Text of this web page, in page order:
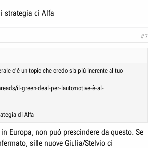
strategia di Alfa
#7
c'è un topic che credo sia più inerente al tuo
il-green-deal-per-lautomotive-è-al-
di Alfa
Europa, non può prescindere da questo. Se
sille nuove Giulia/Stelvio ci